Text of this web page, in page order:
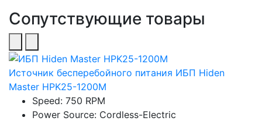
Сопутствующие товары
Источник бесперебойного питания ИБП Hiden
Master HPK25-1200M
Speed: 750 RPM
Power Source: Cordless-Electric